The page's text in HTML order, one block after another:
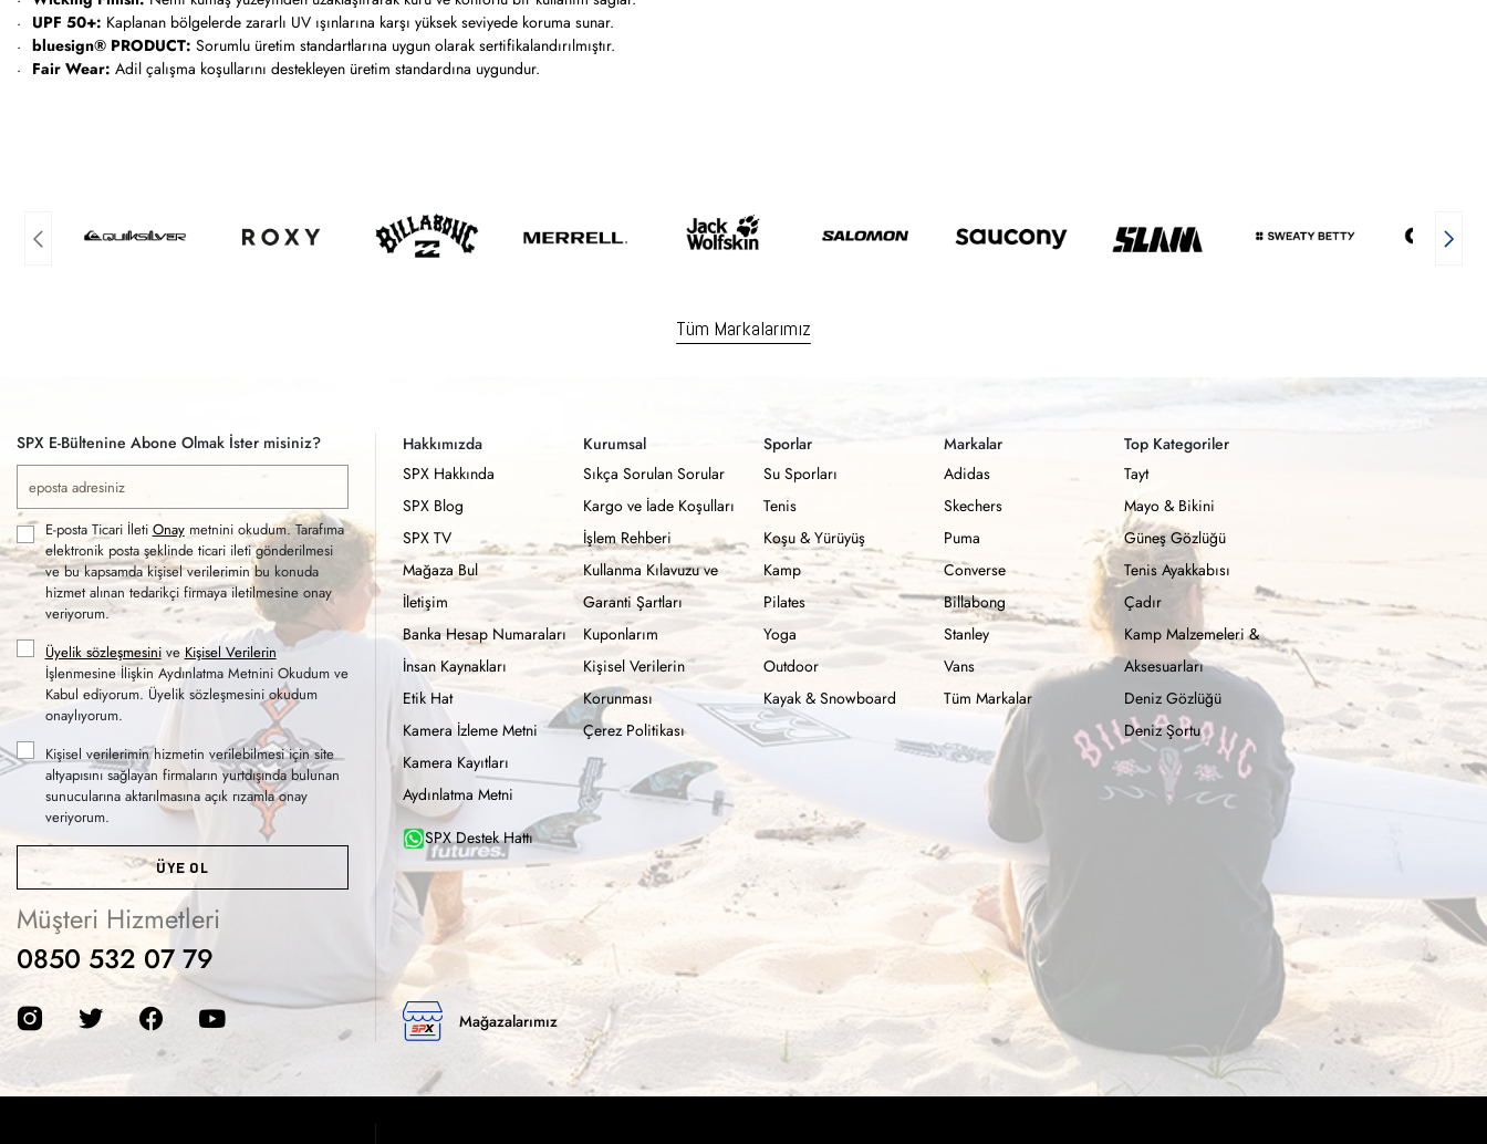
UPF 50+: Kaplanan bölgelerde zararlı UV ışınlarına karşı yüksek seviyede koruma sunar.
bluesign® PRODUCT: Sorumlu üretim standartlarına uygun olarak sertifikalandırılmıştır.
Fair Wear: Adil çalışma koşullarını destekleyen üretim standardına uygundur.
Tüm Markalarımız
SPX E-Bültenine Abone Olmak İster misiniz?
E-posta Ticari İleti Onaymetnini okudum. Tarafıma
elektronik posta şeklinde ticari ileti gönderilmesi
ve bu kapsamda kişisel verilerimin bu konuda
hizmet alınan tedarikçi firmaya iletilmesine onay
veriyorum.
Üyelik sözleşmesinive Kişisel Verilerin
İşlenmesine İlişkin Aydınlatma Metnini Okudum ve
Kabul ediyorum. Üyelik sözleşmesini okudum
onaylıyorum.
Kişisel verilerimin hizmetin verilebilmesi için site
altyapısını sağlayan firmaların yurtdışında bulunan
sunucularına aktarılmasına açık rızamla onay
veriyorum.
ÜYE OL
Müşteri Hizmetleri
0850 532 07 79
Hakkımızda
SPX Hakkında
SPX Blog
SPX TV
Mağaza Bul
İletişim
Banka Hesap Numaraları
İnsan Kaynakları
Etik Hat
Kamera İzleme Metni
Kamera Kayıtları
Aydınlatma Metni
Kurumsal
Sıkça Sorulan Sorular
Kargo ve İade Koşulları
İşlem Rehberi
Kullanma Kılavuzu ve
Garanti Şartları
Kuponlarım
Kişisel Verilerin
Korunması
Çerez Politikası
Sporlar
Su Sporları
Tenis
Koşu & Yürüyüş
Kamp
Pilates
Yoga
Outdoor
Kayak & Snowboard
Markalar
Adidas
Skechers
Puma
Converse
Billabong
Stanley
Vans
Tüm Markalar
Top Kategoriler
Tayt
Mayo & Bikini
Güneş Gözlüğü
Tenis Ayakkabısı
Çadır
Kamp Malzemeleri &
Aksesuarları
Deniz Gözlüğü
Deniz Şortu
SPX Destek Hattı
Mağazalarımız